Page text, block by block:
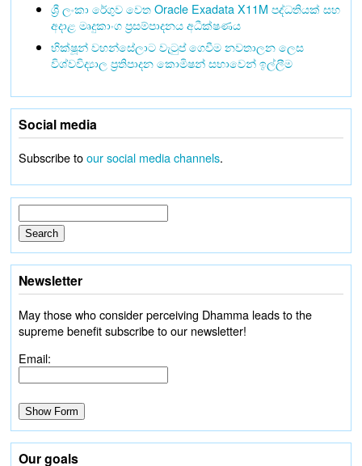
ශ්‍රී ලංකා රේගුව වෙත Oracle Exadata X11M පද්ධතියක් සහ
අදාළ මෘදුකාංග ප්‍රසම්පාදනය අධීක්ෂණය
භික්ෂූන් වහන්සේලාට වැටුප් ගෙවීම නවතාලන ලෙස
විශ්වවිද්‍යාල ප්‍රතිපාදන කොමිෂන් සභාවෙන් ඉල්ලීම
Social media
Subscribe toour social media channels.
Newsletter
May those who consider perceiving Dhamma leads to the
supreme benefit subscribe to our newsletter!
Email:
Our goals